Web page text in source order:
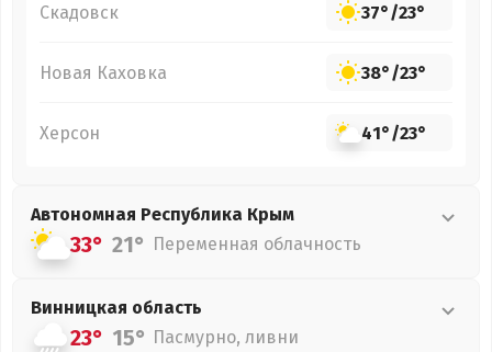
Скадовск 37°/23°
Новая Каховка 38°/23°
Херсон 41°/23°
Автономная Республика Крым
33° 21° Переменная облачность
Винницкая область
23° 15° Пасмурно, ливни